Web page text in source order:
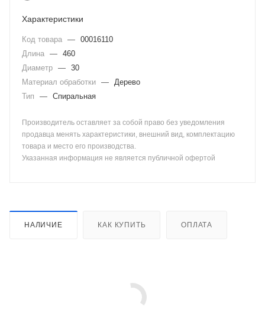
Характеристики
Код товара — 00016110
Длина — 460
Диаметр — 30
Материал обработки — Дерево
Тип
— Спиральная
Производитель оставляет за собой право без уведомления
продавца менять характеристики, внешний вид, комплектацию
товара и место его производства.
Указанная информация не является публичной офертой
НАЛИЧИЕ КАК КУПИТЬ ОПЛАТА